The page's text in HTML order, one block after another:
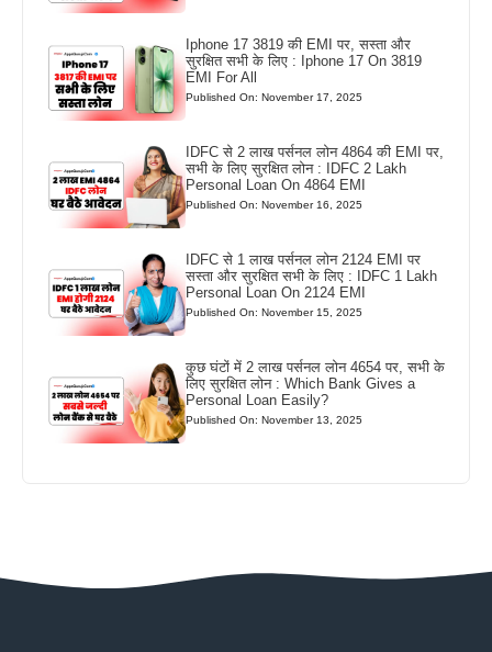
Iphone 17 3819 की EMI पर, सस्ता और
सुरक्षित सभी के लिए : Iphone 17 On 3819
EMI For All
Published On: November 17, 2025
IDFC से 2 लाख पर्सनल लोन 4864 की EMI पर,
सभी के लिए सुरक्षित लोन : IDFC 2 Lakh
Personal Loan On 4864 EMI
Published On: November 16, 2025
IDFC से 1 लाख पर्सनल लोन 2124 EMI पर
सस्ता और सुरक्षित सभी के लिए : IDFC 1 Lakh
Personal Loan On 2124 EMI
Published On: November 15, 2025
कुछ घंटों में 2 लाख पर्सनल लोन 4654 पर, सभी के
लिए सुरक्षित लोन : Which Bank Gives a
Personal Loan Easily?
Published On: November 13, 2025